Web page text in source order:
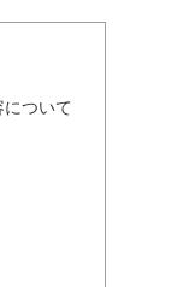
について